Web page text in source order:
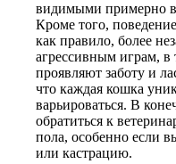
видимыми примерно в
Кроме того,
как правило, более
агрессивным играм,
проявляют заботу и
что каждая кошка
варьироваться. В
обратиться к
пола, особенно если
или кастрацию.